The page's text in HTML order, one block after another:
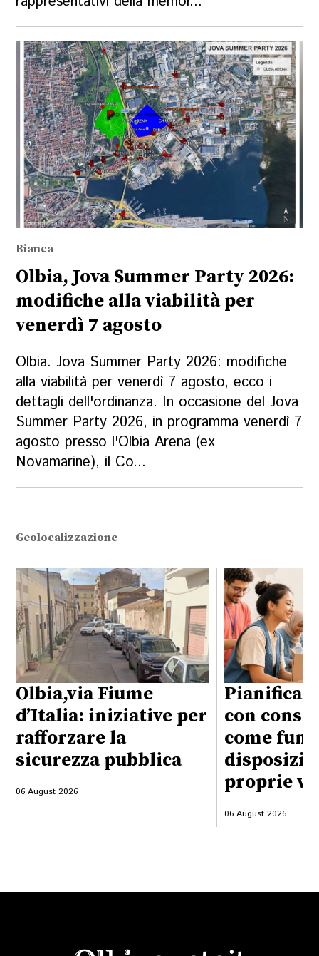
Bianca
Olbia, Jova Summer Party 2026:
modifiche alla viabilità per
venerdì 7 agosto
Olbia. Jova Summer Party 2026: modifiche
alla viabilità per venerdì 7 agosto, ecco i
dettagli dell'ordinanza. In occasione del Jova
Summer Party 2026, in programma venerdì 7
agosto presso l'Olbia Arena (ex
Novamarine), il Co...
Geolocalizzazione
Olbia,via Fiume
d’Italia: iniziative per
rafforzare la
sicurezza pubblica
06 August 2026
con
come
proprie
06 August 2026